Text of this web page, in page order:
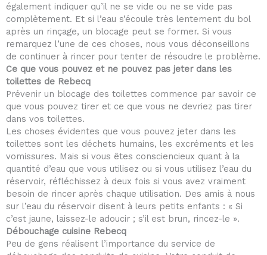
également indiquer qu’il ne se vide ou ne se vide pas
complètement. Et si l’eau s’écoule très lentement du bol
après un rinçage, un blocage peut se former. Si vous
remarquez l’une de ces choses, nous vous déconseillons
de continuer à rincer pour tenter de résoudre le problème.
Ce que vous pouvez et ne pouvez pas jeter dans les
toilettes de Rebecq
Prévenir un blocage des toilettes commence par savoir ce
que vous pouvez tirer et ce que vous ne devriez pas tirer
dans vos toilettes.
Les choses évidentes que vous pouvez jeter dans les
toilettes sont les déchets humains, les excréments et les
vomissures. Mais si vous êtes consciencieux quant à la
quantité d’eau que vous utilisez ou si vous utilisez l’eau du
réservoir, réfléchissez à deux fois si vous avez vraiment
besoin de rincer après chaque utilisation. Des amis à nous
sur l’eau du réservoir disent à leurs petits enfants : « Si
c’est jaune, laissez-le adoucir ; s’il est brun, rincez-le ».
Débouchage cuisine Rebecq
Peu de gens réalisent l’importance du service de